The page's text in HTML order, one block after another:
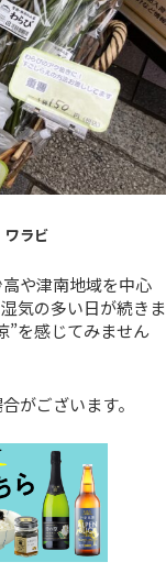
ワラビ
や津南地域を中心
気の多い日が続きま
”を感じてみません
がございます。